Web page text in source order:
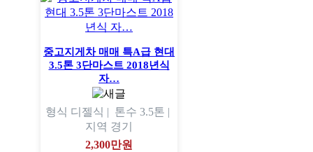
중고지게차 매매 특A급 현대
3.5톤 3단마스트 2018년식
자…
형식 디젤식 | 톤수 3.5톤 |
지역 경기
2,300만원